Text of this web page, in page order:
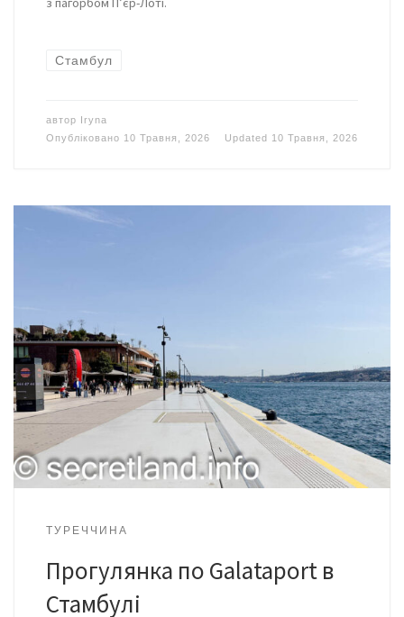
Стамбул
автор
Iryna
Опубліковано 10 Травня, 2026 Updated 10 Травня, 2026
ТУРЕЧЧИНА
Прогулянка по Galataport в
Стамбулі